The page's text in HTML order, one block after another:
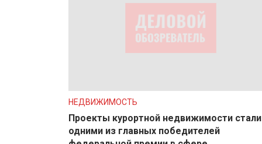
НЕДВИЖИМОСТЬ
Проекты курортной недвижимости стали
одними из главных победителей